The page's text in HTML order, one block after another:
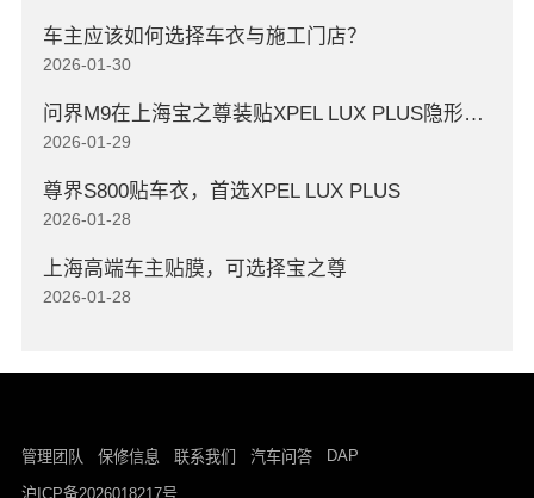
车主应该如何选择车衣与施工门店？
2026-01-30
问界M9在上海宝之尊装贴XPEL LUX PLUS隐形车衣
2026-01-29
尊界S800贴车衣，首选XPEL LUX PLUS
2026-01-28
上海高端车主贴膜，可选择宝之尊
2026-01-28
管理团队 保修信息 联系我们 汽车问答 DAP
沪ICP备2026018217号